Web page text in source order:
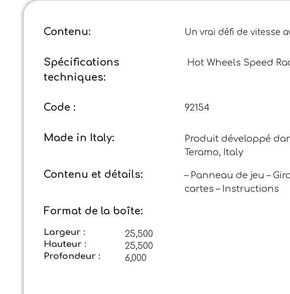
Contenu: Un vrai défi de vitesse
Spécifications
techniques:
Hot Wheels Speed
Code : 92154
Made in Italy:
Produit développé
Teramo, Italy
Contenu et détails:
– Panneau de jeu –
cartes – Instructions
Format de la boîte:
Largeur : 25,500
Hauteur : 25,500
Profondeur : 6,000